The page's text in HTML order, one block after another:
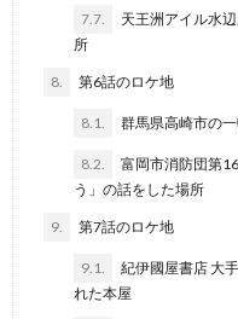
7.7.
天王洲アイル水
所
8. 第6話のロケ地
8.1. 群馬県高崎市の
8.2.
富岡市消防団第
う」の話をした場所
9. 第7話のロケ地
9.1.
紀伊國屋書店 大
れた本屋